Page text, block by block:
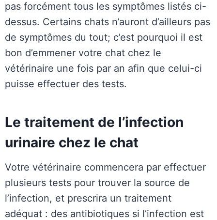
pas forcément tous les symptômes listés ci-
dessus. Certains chats n’auront d’ailleurs pas
de symptômes du tout; c’est pourquoi il est
bon d’emmener votre chat chez le
vétérinaire une fois par an afin que celui-ci
puisse effectuer des tests.
Le traitement de l’infection
urinaire chez le chat
Votre vétérinaire commencera par effectuer
plusieurs tests pour trouver la source de
l’infection, et prescrira un traitement
adéquat : des antibiotiques si l’infection est